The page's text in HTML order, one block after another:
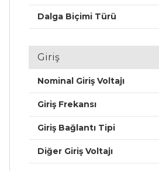
Dalga Biçimi Türü
Giriş
Nominal Giriş Voltajı
Giriş Frekansı
Giriş Bağlantı Tipi
Diğer Giriş Voltajı